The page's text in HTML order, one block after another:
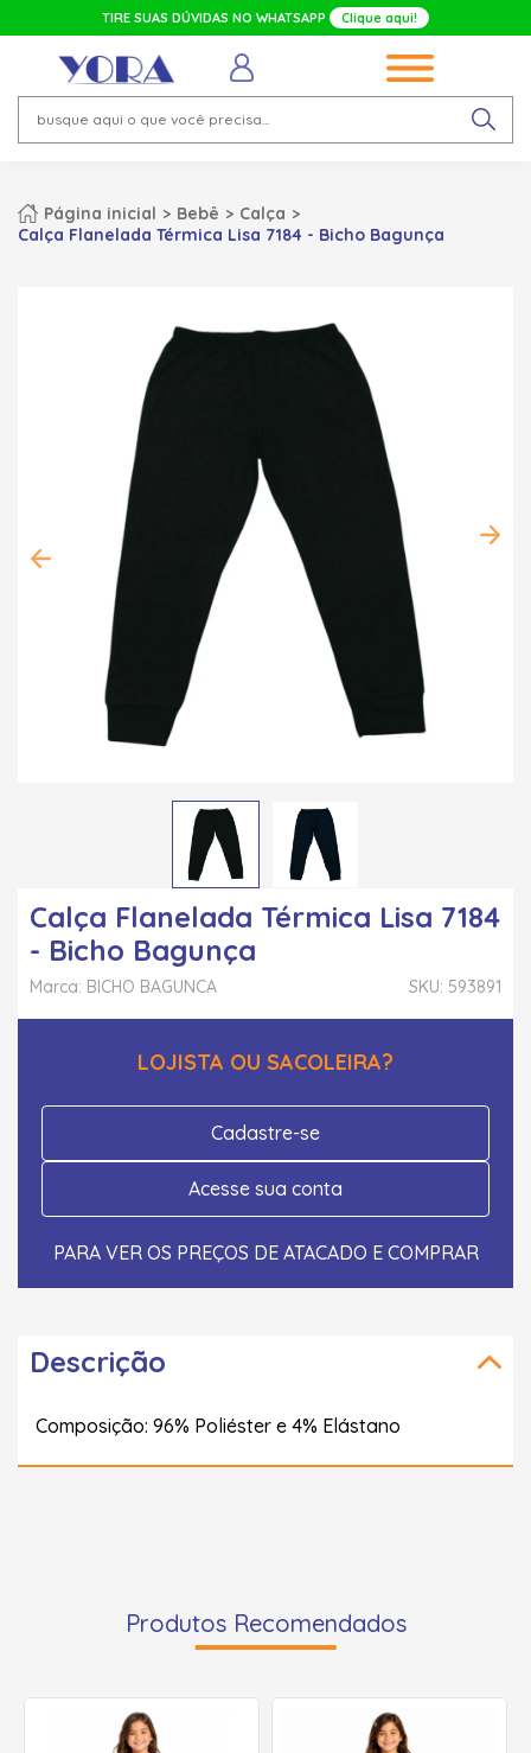
TIRE SUAS DÚVIDAS NO WHATSAPP Clique aqui!
Página inicial Bebê
Calça
Calça Flanelada Térmica Lisa 7184 - Bicho Bagunça
Calça Flanelada Térmica Lisa 7184
- Bicho Bagunça
SKU: 593891
Marca: BICHO BAGUNCA
LOJISTA OU SACOLEIRA?
Cadastre-se
Acesse sua conta
PARA VER OS PREÇOS DE ATACADO E COMPRAR
Descrição
Composição: 96% Poliéster e 4% Elástano
Produtos Recomendados